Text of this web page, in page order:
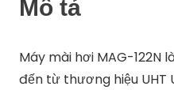
Mô tả
Máy mài hơi MAG-122N
đến từ thương hiệu UHT